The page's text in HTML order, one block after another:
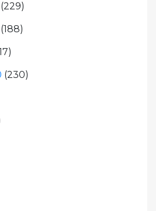
(229)
(188)
(230)